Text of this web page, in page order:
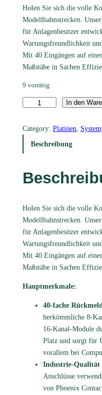
Holen Sie sich die volle
Modellbahnstrecken.
für Anlagenbesitzer
Wartungsfreundlichkeit
Mit 40 Eingängen auf
Maßstäbe in Sachen
9 vorrätig
c
l
d
m
o
d
u
l
S
8
In den
Category: Platinen
Beschreibung
Holen Sie sich die volle
Modellbahnstrecken.
für Anlagenbesitzer
Wartungsfreundlichkeit
Mit 40 Eingängen auf
Maßstäbe in Sachen
Hauptmerkmale:
40-fache
herkömmliche 8-
16-Kanal-Module
Platz und sorgt für
vorallem bei
Industrie-Qualität
Anschlüsse
von Phoenix